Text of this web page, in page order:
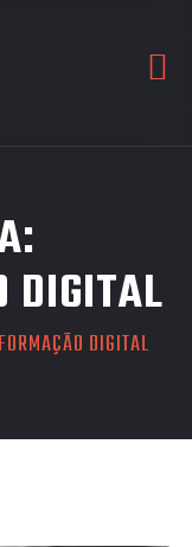
DIGITAL
DIGITAL